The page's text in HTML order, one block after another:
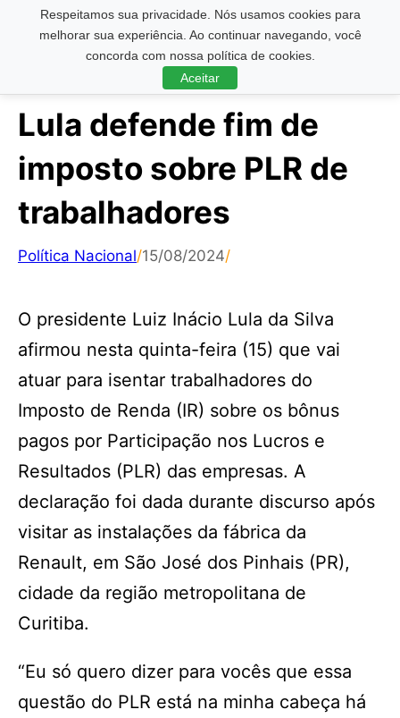
Respeitamos sua privacidade. Nós usamos cookies para
melhorar sua experiência. Ao continuar navegando, você
concorda com nossa política de cookies.
Aceitar
Pesquisar ...
Lula defende fim de
imposto sobre PLR de
trabalhadores
Política Nacional/15/08/2024/
O presidente Luiz Inácio Lula da Silva
afirmou nesta quinta-feira (15) que vai
atuar para isentar trabalhadores do
Imposto de Renda (IR) sobre os bônus
pagos por Participação nos Lucros e
Resultados (PLR) das empresas. A
declaração foi dada durante discurso após
visitar as instalações da fábrica da
Renault, em São José dos Pinhais (PR),
cidade da região metropolitana de
Curitiba.
“Eu só quero dizer para vocês que essa
questão do PLR está na minha cabeça há